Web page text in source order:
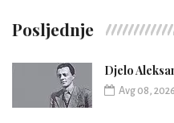
Posljednje
Djelo
Avg 08, 2026